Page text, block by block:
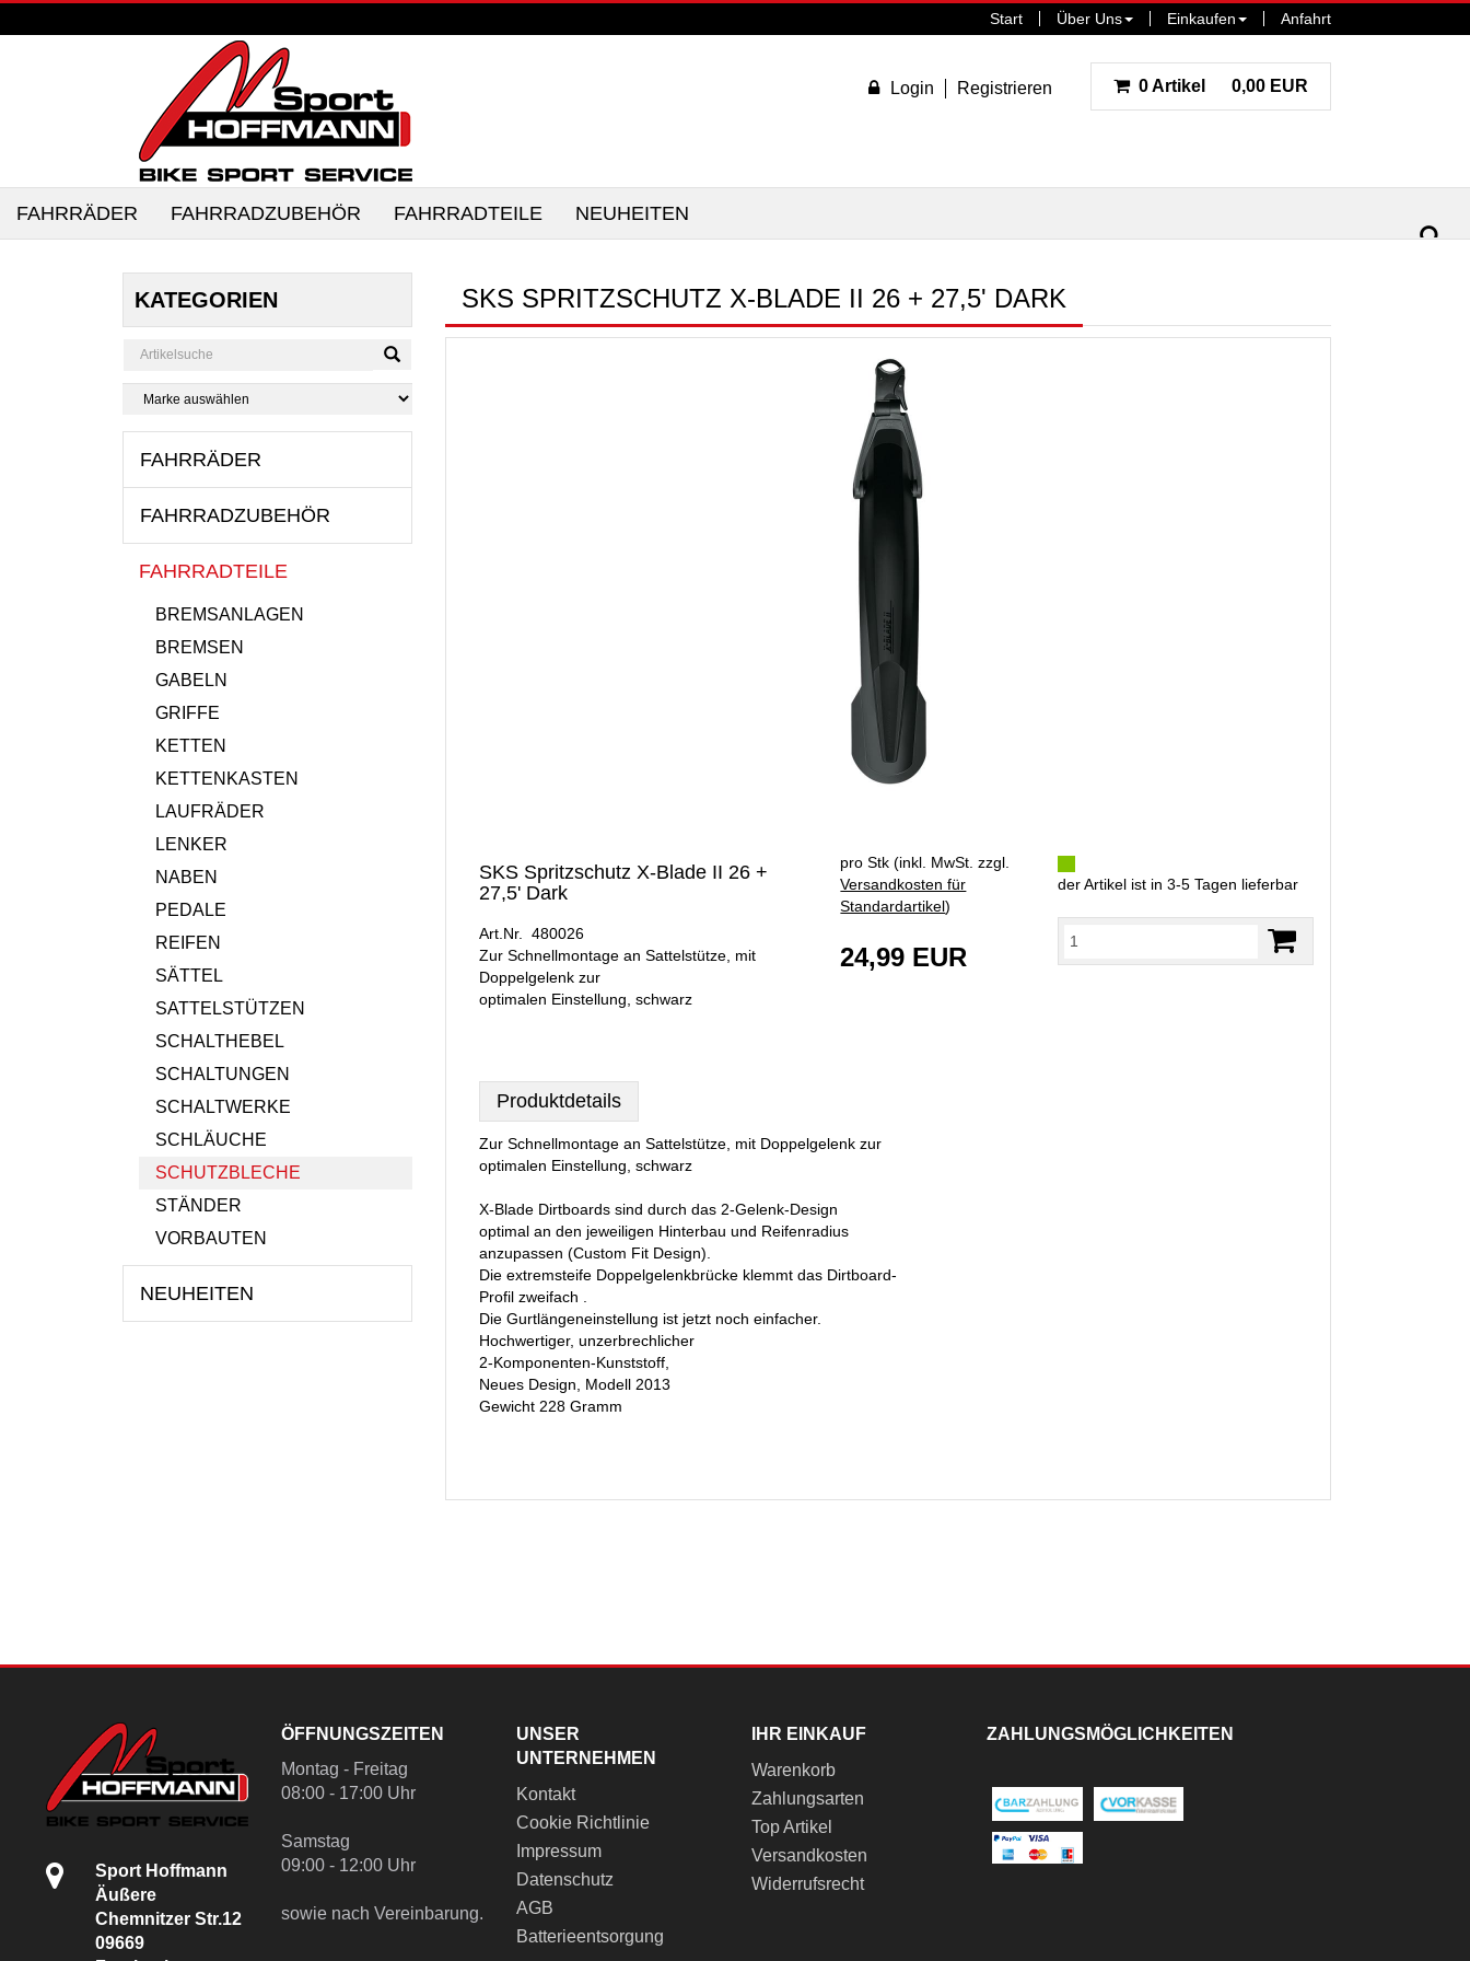
Start Über Uns Einkaufen Anfahrt
Login Registrieren 0 Artikel 0,00 EUR
FAHRRÄDER FAHRRADZUBEHÖR FAHRRADTEILE NEUHEITEN
KATEGORIEN
FAHRRÄDER
FAHRRADZUBEHÖR
FAHRRADTEILE
BREMSANLAGEN
BREMSEN
GABELN
GRIFFE
KETTEN
KETTENKASTEN
LAUFRÄDER
LENKER
NABEN
PEDALE
REIFEN
SÄTTEL
SATTELSTÜTZEN
SCHALTHEBEL
SCHALTUNGEN
SCHALTWERKE
SCHLÄUCHE
SCHUTZBLECHE
STÄNDER
VORBAUTEN
NEUHEITEN
SKS SPRITZSCHUTZ X-BLADE II 26 + 27,5' DARK
SKS Spritzschutz X-Blade II 26 +
27,5' Dark
Art.Nr. 480026
Zur Schnellmontage an Sattelstütze, mit
Doppelgelenk zur
optimalen Einstellung, schwarz
pro Stk (inkl. MwSt. zzgl.
Versandkosten für
Standardartikel)
24,99 EUR
der Artikel ist in 3-5 Tagen lieferbar
Produktdetails
Zur Schnellmontage an Sattelstütze, mit Doppelgelenk zur
optimalen Einstellung, schwarz
X-Blade Dirtboards sind durch das 2-Gelenk-Design
optimal an den jeweiligen Hinterbau und Reifenradius
anzupassen (Custom Fit Design).
Die extremsteife Doppelgelenkbrücke klemmt das Dirtboard-
Profil zweifach .
Die Gurtlängeneinstellung ist jetzt noch einfacher.
Hochwertiger, unzerbrechlicher
2-Komponenten-Kunststoff,
Neues Design, Modell 2013
Gewicht 228 Gramm
Sport Hoffmann
Äußere
Chemnitzer Str.12
09669
ÖFFNUNGSZEITEN
Montag - Freitag
08:00 - 17:00 Uhr
Samstag
09:00 - 12:00 Uhr
sowie nach Vereinbarung.
UNSER
UNTERNEHMEN
Kontakt
Cookie Richtlinie
Impressum
Datenschutz
AGB
Batterieentsorgung
IHR EINKAUF
Warenkorb
Zahlungsarten
Top Artikel
Versandkosten
Widerrufsrecht
ZAHLUNGSMÖGLICHKEITEN